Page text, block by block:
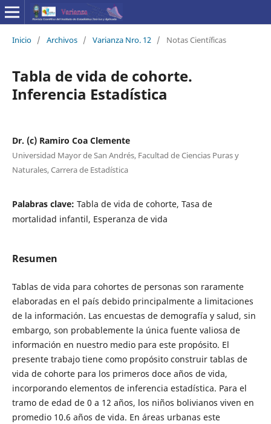
Inicio / Archivos / Varianza Nro. 12 / Notas Científicas
Tabla de vida de cohorte.
Inferencia Estadística
Dr. (c) Ramiro Coa Clemente
Universidad Mayor de San Andrés, Facultad de Ciencias Puras y
Naturales, Carrera de Estadística
Palabras clave: Tabla de vida de cohorte, Tasa de
mortalidad infantil, Esperanza de vida
Resumen
Tablas de vida para cohortes de personas son raramente
elaboradas en el país debido principalmente a limitaciones
de la información. Las encuestas de demografía y salud, sin
embargo, son probablemente la única fuente valiosa de
información en nuestro medio para este propósito. El
presente trabajo tiene como propósito construir tablas de
vida de cohorte para los primeros doce años de vida,
incorporando elementos de inferencia estadística. Para el
tramo de edad de 0 a 12 años, los niños bolivianos viven en
promedio 10.6 años de vida. En áreas urbanas este